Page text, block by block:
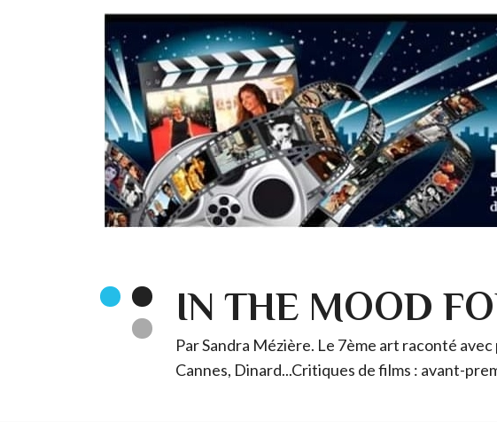
IN THE MOOD
Par Sandra Mézière. Le 7ème art raconté
Cannes, Dinard...Critiques de films : avant-